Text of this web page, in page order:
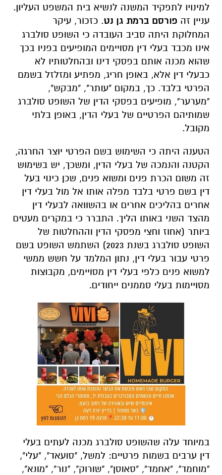
למינויו לתפקיד המשנה לנשיא בית המשפט העליון.
עניין זה פורסם ברמת גן נט. כזכור, עיקר
המחלוקת היתה סביב העובדה כי השופט סולברג
אינו מכבד בעלי דין מסויימים המופיעים בפניו בכך
שהוא מכנה אותם בפסקי דינו ובהחלטותיו לא
כבעלי דין אלא, באופן חריג, מפתיע ומזלזל בשמם
הפרטי בלבד. כך, במקום "עותר", "מבקש",
"מערער", מופיעים בפסקי הדין של השופט סולברג
שמותיהם הפרטיים של בעלי הדין, באופן בלתי
מקובל.
הטענה היתה כי השימוש בשם הפרטי יוצר החרגה,
הקטנה והנמכה של בעלי הדין, ומשכך, יש בשימוש
זה משום הכרת פנים ומשוא פנים, שכן כינוי בעל
דין בשם פרטי בלבד מפלה אותו אל מול בעלי דין
אחרים בהליכים אחרים או בהשוואה לבעלי דין
מהצד השני באותו הליך. התברר כי במקרים מעטים
ביותר (אחוז וחצי מפסקי הדין וההחלטות של
השופט סולברג בשנת 2023) השתמש השופט בשם
פרטי עבור בעלי דין, נתון המלמד על חשש ממשי
למשוא פנים כלפי בעלי דין מסויימים, מקבוצות
מסויימות בעלי סממנים ייחודים.
במיוחד עלה שהשופט סולברג מכנה לעתים בעלי
דין ערבים בשמות פרטיים: למשל, "סועאד", "עלי",
"מוחמד", "אחמד", "סאוסן", "שורוק", "נור", "מונא",